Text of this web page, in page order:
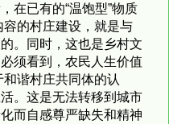
在已有的“温饱型”物质
的村庄建设，就是与
。同时，这也是乡村文
须看到，农民人生价值
谐村庄共同体的认
。这是无法转移到城市
而自感尊严缺失和精神